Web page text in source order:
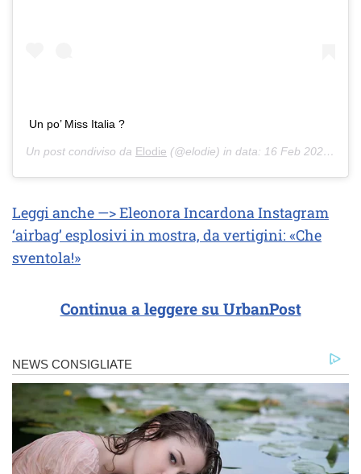
Un po’ Miss Italia ?
Un post condiviso da Elodie (@elodie) in data: 16 Feb 2020 alle ore 9:13 PST
Leggi anche —> Eleonora Incardona Instagram
‘airbag’ esplosivi in mostra, da vertigini: «Che
sventola!»
Continua a leggere su UrbanPost